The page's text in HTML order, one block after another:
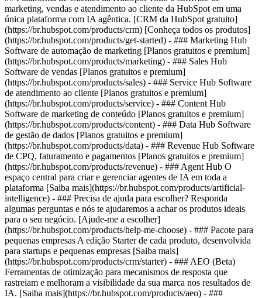
marketing, vendas e atendimento ao cliente da HubSpot em uma
única plataforma com IA agêntica. [CRM da HubSpot gratuito]
(https://br.hubspot.com/products/crm) [Conheça todos os produtos]
(https://br.hubspot.com/products/get-started) - ### Marketing Hub
Software de automação de marketing [Planos gratuitos e premium]
(https://br.hubspot.com/products/marketing) - ### Sales Hub
Software de vendas [Planos gratuitos e premium]
(https://br.hubspot.com/products/sales) - ### Service Hub Software
de atendimento ao cliente [Planos gratuitos e premium]
(https://br.hubspot.com/products/service) - ### Content Hub
Software de marketing de conteúdo [Planos gratuitos e premium]
(https://br.hubspot.com/products/content) - ### Data Hub Software
de gestão de dados [Planos gratuitos e premium]
(https://br.hubspot.com/products/data) - ### Revenue Hub Software
de CPQ, faturamento e pagamentos [Planos gratuitos e premium]
(https://br.hubspot.com/products/revenue) - ### Agent Hub O
espaço central para criar e gerenciar agentes de IA em toda a
plataforma [Saiba mais](https://br.hubspot.com/products/artificial-
intelligence) - ### Precisa de ajuda para escolher? Responda
algumas perguntas e nós te ajudaremos a achar os produtos ideais
para o seu negócio. [Ajude-me a escolher]
(https://br.hubspot.com/products/help-me-choose) - ### Pacote para
pequenas empresas A edição Starter de cada produto, desenvolvida
para startups e pequenas empresas [Saiba mais]
(https://br.hubspot.com/products/crm/starter) - ### AEO (Beta)
Ferramentas de otimização para mecanismos de resposta que
rastreiam e melhoram a visibilidade da sua marca nos resultados de
IA. [Saiba mais](https://br.hubspot.com/products/aeo) - ###